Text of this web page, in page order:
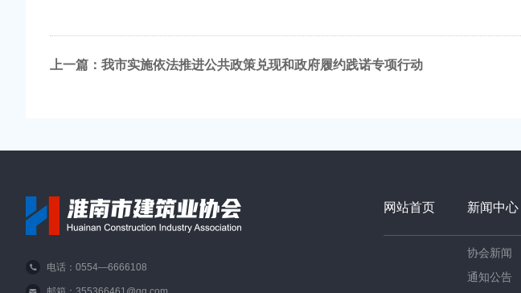
上一篇： 我市实施依法推进公共政策兑现和政府履约践诺专项行动
电话：0554—6666108
网站首页 新闻中心
协会新闻
通知公告